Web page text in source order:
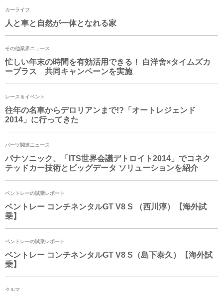
カーライフ
人と車と自然が一体となれる家
その他業界ニュース
忙しい年末の時間を有効活用できる！ 白洋舍×タイムズカ
ープラス 共同キャンペーンを実施
レース＆イベント
往年の名車からデロリアンまで!?「オートレジェンド
2014」に行ってきた
パーツ関連ニュース
パナソニック、「ITS世界会議デトロイト2014」でコネク
テッドカー技術とビッグデータ ソリューションを紹介
ベントレーの試乗レポート
ベントレー コンチネンタルGT V8 S （西川淳）【海外試
乗】
ベントレーの試乗レポート
ベントレー コンチネンタルGT V8 S（島下泰久）【海外試
乗】
クルマ